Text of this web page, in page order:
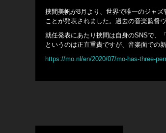
挾間美帆が8月より、世界で唯一のジャ
ことが発表されました。過去の音楽監督
就任発表にあたり挾間は自身のSNSで、
というのは正直重責ですが、音楽面での
https://mo.nl/en/2020/07/mo-has-three-